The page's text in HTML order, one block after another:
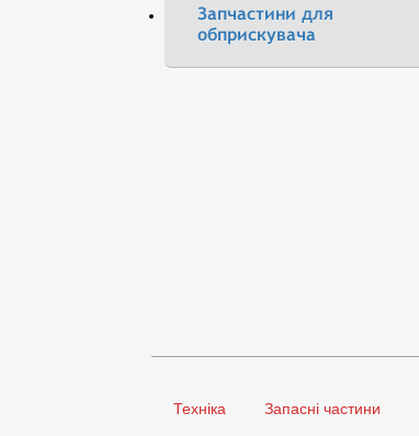
Запчастини для
обприскувача
Техніка Запасні частини